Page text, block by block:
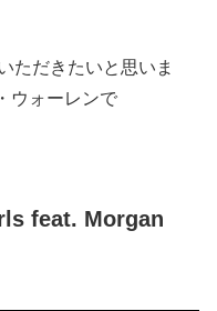
ただきたいと思いま
ウォーレンで
feat. Morgan